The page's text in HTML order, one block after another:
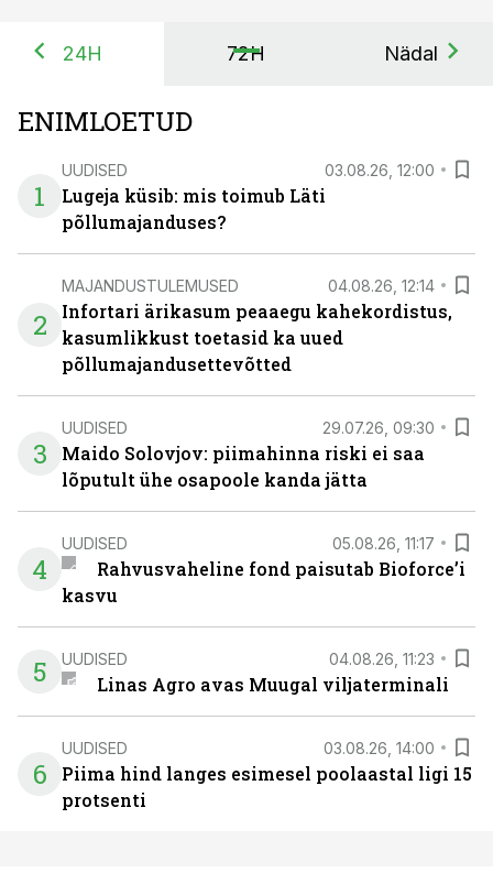
24H 72H Nädal
ENIMLOETUD
1
UUDISED 03.08.26, 12:00
Lugeja küsib: mis toimub Läti
põllumajanduses?
2
MAJANDUSTULEMUSED 04.08.26, 12:14
Infortari ärikasum peaaegu kahekordistus,
kasumlikkust toetasid ka uued
põllumajandusettevõtted
3
UUDISED 29.07.26, 09:30
Maido Solovjov: piimahinna riski ei saa
lõputult ühe osapoole kanda jätta
4
UUDISED 05.08.26, 11:17
Rahvusvaheline fond paisutab Bioforce’i
kasvu
5 UUDISED 04.08.26, 11:23
Linas Agro avas Muugal viljaterminali
6
UUDISED 03.08.26, 14:00
Piima hind langes esimesel poolaastal ligi 15
protsenti